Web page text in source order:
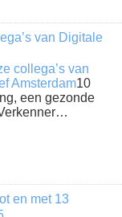
van Digitale
collega’s van
Amsterdam10
een gezonde
en met 13